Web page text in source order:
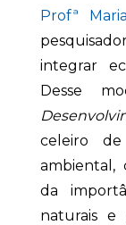
Profª
integrar
Desse
celeiro
ambiental,
da
naturais e